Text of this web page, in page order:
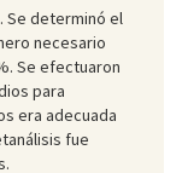
Se determinó el
necesario
Se efectuaron
para
era adecuada
fue